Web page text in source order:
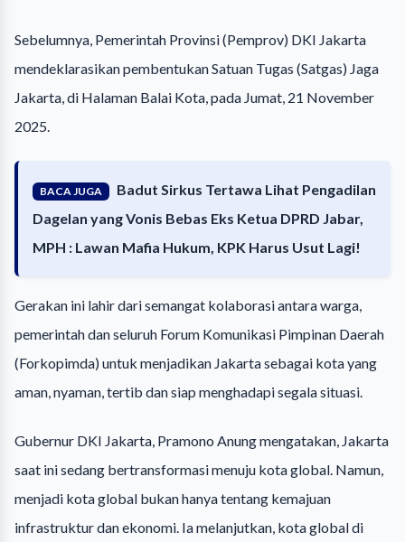
Sebelumnya, Pemerintah Provinsi (Pemprov) DKI Jakarta
mendeklarasikan pembentukan Satuan Tugas (Satgas) Jaga
Jakarta, di Halaman Balai Kota, pada Jumat, 21 November
2025.
BACA JUGA
Badut Sirkus Tertawa Lihat Pengadilan
Dagelan yang Vonis Bebas Eks Ketua DPRD Jabar,
MPH : Lawan Mafia Hukum, KPK Harus Usut Lagi!
Gerakan ini lahir dari semangat kolaborasi antara warga,
pemerintah dan seluruh Forum Komunikasi Pimpinan Daerah
(Forkopimda) untuk menjadikan Jakarta sebagai kota yang
aman, nyaman, tertib dan siap menghadapi segala situasi.
Gubernur DKI Jakarta, Pramono Anung mengatakan, Jakarta
saat ini sedang bertransformasi menuju kota global. Namun,
menjadi kota global bukan hanya tentang kemajuan
infrastruktur dan ekonomi. Ia melanjutkan, kota global di